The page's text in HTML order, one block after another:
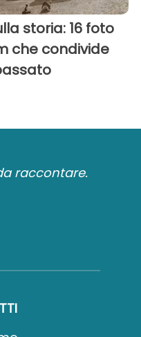
storia: 16 foto
che condivide
raccontare.